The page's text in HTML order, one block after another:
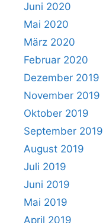
Juni 2020
Mai 2020
März 2020
Februar 2020
Dezember 2019
November 2019
Oktober 2019
September 2019
August 2019
Juli 2019
Juni 2019
Mai 2019
April 2019